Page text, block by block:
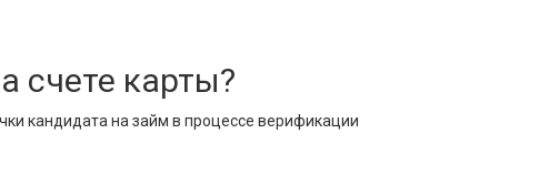
счете карты?
кандидата на займ в процессе верификации